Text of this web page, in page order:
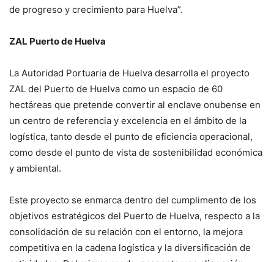
de progreso y crecimiento para Huelva”.
ZAL Puerto de Huelva
La Autoridad Portuaria de Huelva desarrolla el proyecto
ZAL del Puerto de Huelva como un espacio de 60
hectáreas que pretende convertir al enclave onubense en
un centro de referencia y excelencia en el ámbito de la
logística, tanto desde el punto de eficiencia operacional,
como desde el punto de vista de sostenibilidad económica
y ambiental.
Este proyecto se enmarca dentro del cumplimento de los
objetivos estratégicos del Puerto de Huelva, respecto a la
consolidación de su relación con el entorno, la mejora
competitiva en la cadena logística y la diversificación de